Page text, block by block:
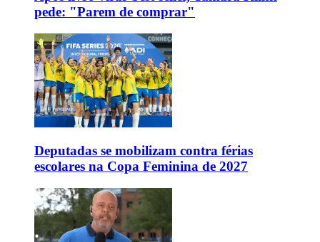
pede: "Parem de comprar"
Deputadas se mobilizam contra férias
escolares na Copa Feminina de 2027